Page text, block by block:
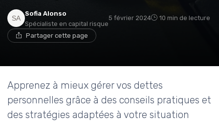
Sofia Alonso
Spécialiste en capital risque
5 février 2024 10 min de lecture
Partager cette page
Apprenez à mieux gérer vos dettes
personnelles grâce à des conseils pratiques et
des stratégies adaptées à votre situation